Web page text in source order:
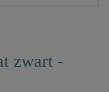
zwart -